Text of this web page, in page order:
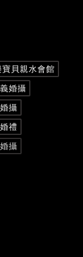
寶貝親水會館
婚攝
攝
禮
攝